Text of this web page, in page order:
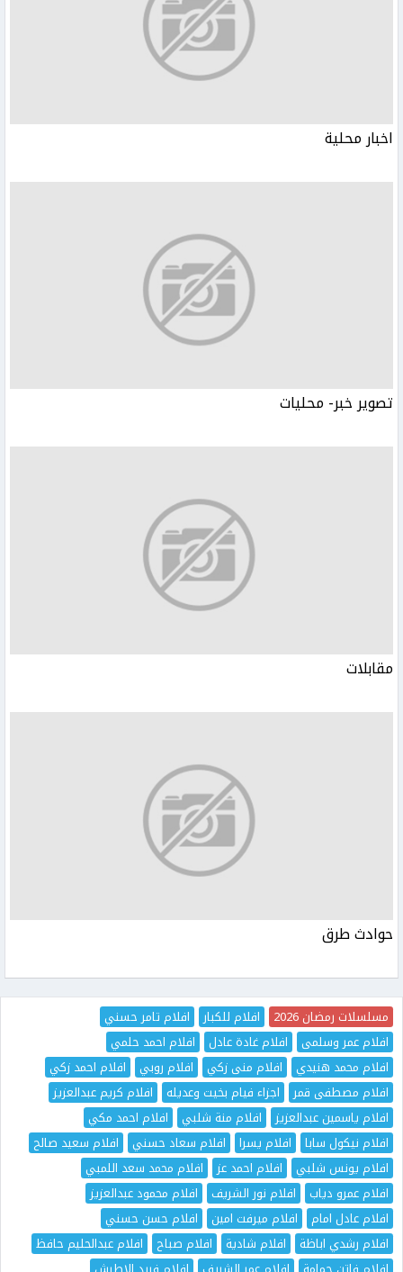
اخبار محلية
تصوير خبر- محليات
مقابلات
حوادث طرق
مسلسلات رمضان 2026 افلام للكبار
افلام تامر حسني
افلام عمر وسلمى
افلام غادة عادل
افلام احمد حلمي
افلام محمد هنيدي
افلام منى زكي افلام روبي
افلام احمد زكي
افلام مصطفى قمر
اجزاء فيام بخيت وعديله
افلام كريم عبدالعزيز
افلام ياسمين عبدالعزيز
افلام منة شلبي
افلام احمد مكي
افلام نيكول سابا
افلام يسرا افلام سعاد حسني
افلام سعيد صالح
افلام يونس شلبي
افلام احمد عز
افلام محمد سعد اللمبي
افلام عمرو دياب
افلام نور الشريف
افلام محمود عبدالعزيز
افلام عادل امام
افلام ميرفت امين
افلام حسن حسني
افلام رشدي اباظة
افلام شادية افلام صباح
افلام عبدالحليم حافظ